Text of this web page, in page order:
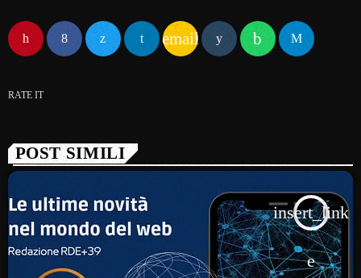
email
RATE IT
POST SIMILI
insert_link